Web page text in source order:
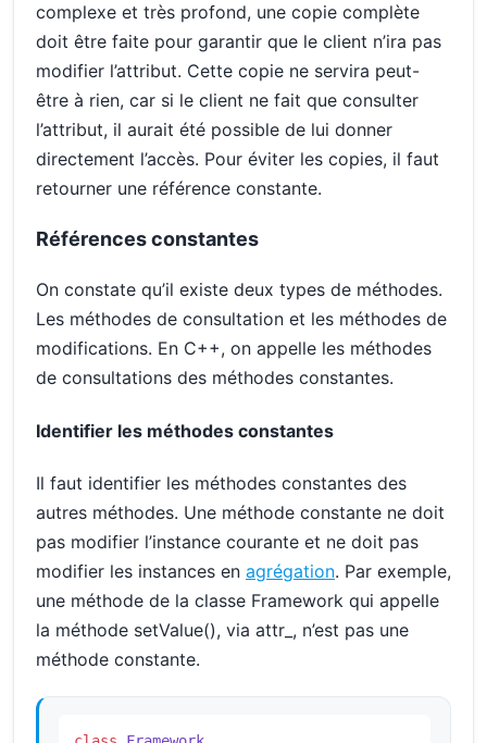
complexe et très profond, une copie complète
doit être faite pour garantir que le client n’ira pas
modifier l’attribut. Cette copie ne servira peut-
être à rien, car si le client ne fait que consulter
l’attribut, il aurait été possible de lui donner
directement l’accès. Pour éviter les copies, il faut
retourner une référence constante.
Références constantes
On constate qu’il existe deux types de méthodes.
Les méthodes de consultation et les méthodes de
modifications. En C++, on appelle les méthodes
de consultations des méthodes constantes.
Identifier les méthodes constantes
Il faut identifier les méthodes constantes des
autres méthodes. Une méthode constante ne doit
pas modifier l’instance courante et ne doit pas
modifier les instances en agrégation. Par exemple,
une méthode de la classe Framework qui appelle
la méthode setValue(), via attr_, n’est pas une
méthode constante.